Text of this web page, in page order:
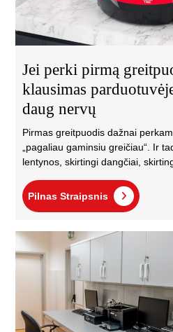
Jei perki pirmą
klausimas
daug nervų
Pirmas greitpuodis dažnai
„pagaliau gaminsiu greičiau“. Ir
lentynos, skirtingi dangčiai,
Pilnas Straipsnis
Pilnas